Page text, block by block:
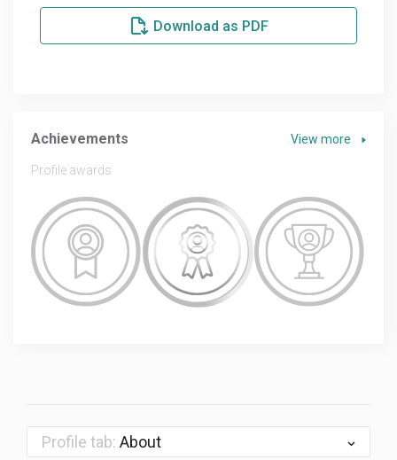
Download as PDF
Achievements View more
Profile awards
Profile tab: About